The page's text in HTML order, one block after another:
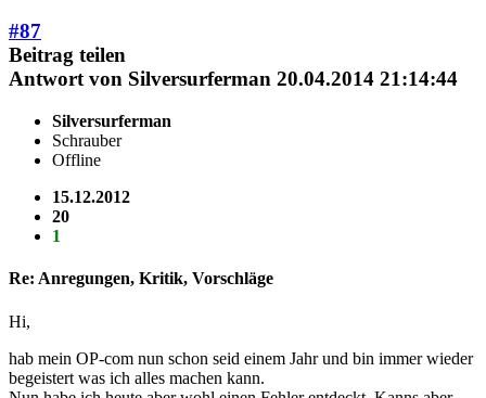
#87
Beitrag teilen
Antwort von Silversurferman 20.04.2014 21:14:44
Silversurferman
Schrauber
Offline
15.12.2012
20
1
Re: Anregungen, Kritik, Vorschläge
Hi,
hab mein OP-com nun schon seid einem Jahr und bin immer wieder
begeistert was ich alles machen kann.